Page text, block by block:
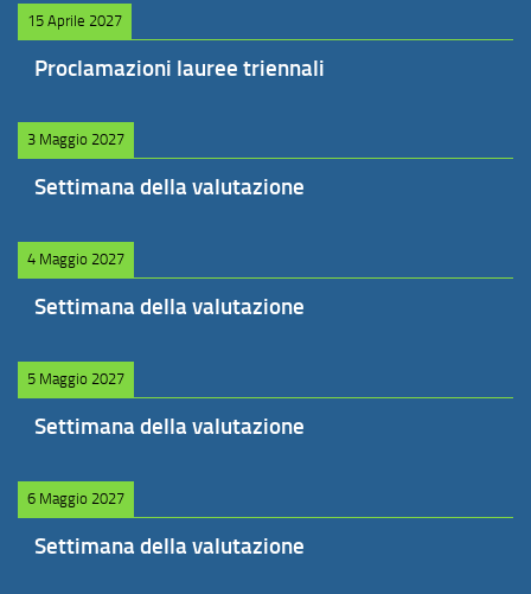
15 Aprile 2027
Proclamazioni lauree triennali
3 Maggio 2027
Settimana della valutazione
4 Maggio 2027
Settimana della valutazione
5 Maggio 2027
Settimana della valutazione
6 Maggio 2027
Settimana della valutazione